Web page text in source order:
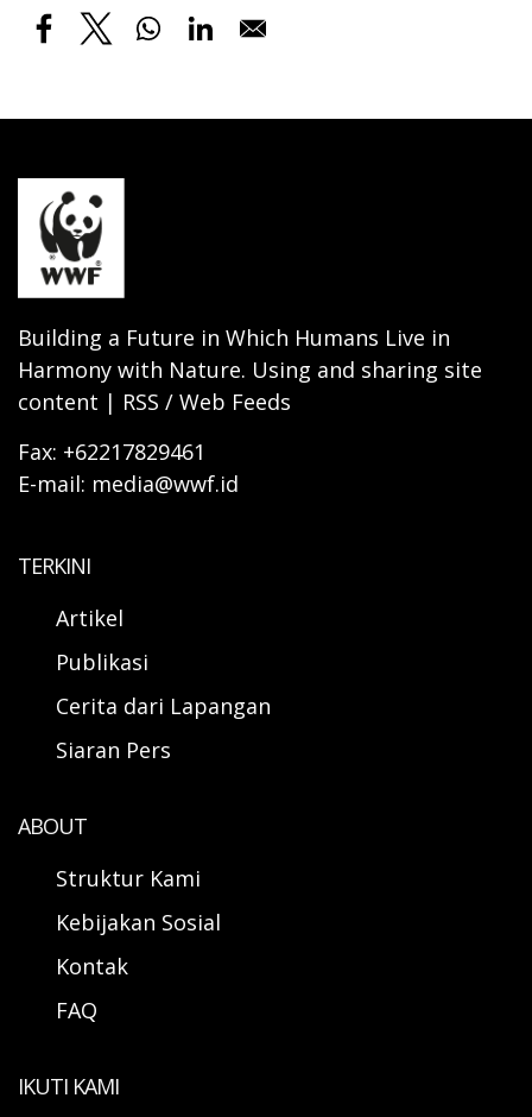
Building a Future in Which Humans Live in
Harmony with Nature. Using and sharing site
content | RSS / Web Feeds
Fax: +62217829461
E-mail: media@wwf.id
TERKINI
Artikel
Publikasi
Cerita dari Lapangan
Siaran Pers
ABOUT
Struktur Kami
Kebijakan Sosial
Kontak
FAQ
IKUTI KAMI